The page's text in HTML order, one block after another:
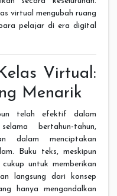
virtual mengubah ruang
pelajar di era digital
Virtual:
Menarik
telah efektif dalam
bertahun-tahun,
dalam menciptakan
Buku teks, meskipun
untuk memberikan
langsung dari konsep
hanya mengandalkan